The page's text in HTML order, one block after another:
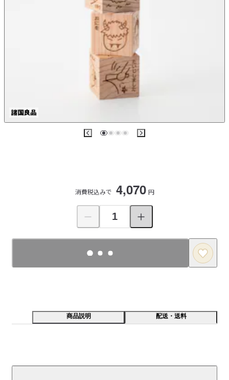
消費税込みで 4,070 円
商品説明 配送・送料